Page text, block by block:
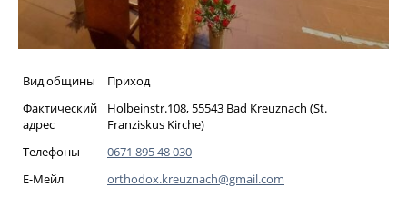
Вид общины
Приход
Фактический
адрес
Holbeinstr.108, 55543 Bad Kreuznach (St.
Franziskus Kirche)
Телефоны
0671 895 48 030
Е-Мейл
orthodox.kreuznach@gmail.com